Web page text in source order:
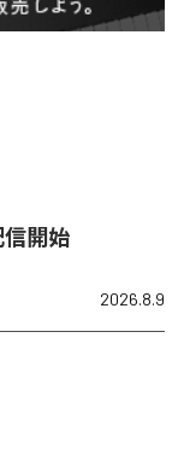
信開始
2026.8.9